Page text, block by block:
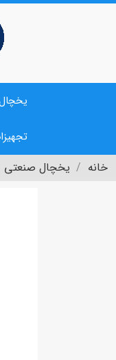
خانه یخچال صنعتی